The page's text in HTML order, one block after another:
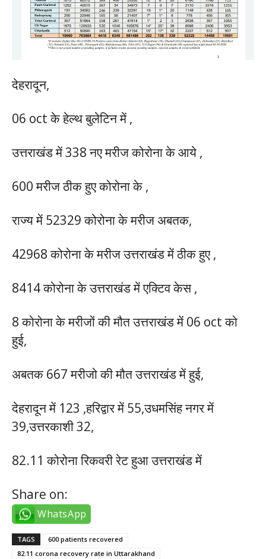
देहरादून,
06 oct के हेल्थ बुलेटिन में ,
उत्तराखंड में 338 नए मरीज कोरोना के आये ,
600 मरीज ठीक हुए कोरोना के ,
राज्य में 52329 कोरोना के मरीज अबतक,
42968 कोरोना के मरीज उत्तराखंड में ठीक हुए ,
8414 कोरोना के उत्तराखंड में एक्टिव केस ,
8 कोरोना के मरीजों की मौत उत्तराखंड में 06 oct को
हुई,
अबतक 667 मरीजो की मौत उत्तराखंड में हुई,
देहरादून में 123 ,हरिद्वार में 55,उधमसिंह नगर में
39,उत्तरकाशी 32,
82.11 कोरोना रिकवरी रेट हुआ उत्तराखंड में
Share on:
WhatsApp
TAGS
600 patients recovered
82.11 corona recovery rate in Uttarakhand